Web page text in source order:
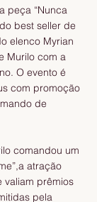
peça “Nunca
best seller de
elenco Myrian
Murilo com a
O evento é
com promoção
de
comandou um
atração
valiam prêmios
pela